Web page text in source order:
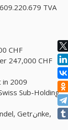
TVA
CHF
247,000 CHF
in 2009
Sub-Holding